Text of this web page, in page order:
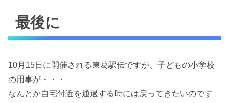
最後に
10月15日に開催される東葛駅伝ですが、子どもの小学校
の用事が・・・
なんとか自宅付近を通過する時には戻ってきたいのです